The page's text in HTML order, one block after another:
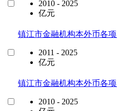
2010 - 2025
亿元
镇江市金融机构本外币各
2011 - 2025
亿元
镇江市金融机构本外币各
2010 - 2025